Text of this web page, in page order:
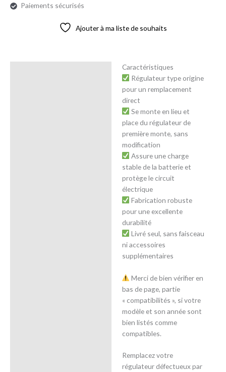
Paiements sécurisés
Ajouter à ma liste de souhaits
Caractéristiques
Régulateur type origine
pour un remplacement
direct
Se monte en lieu et
place du régulateur de
première monte, sans
modification
Assure une charge
stable de la batterie et
protège le circuit
électrique
Fabrication robuste
pour une excellente
durabilité
Livré seul, sans faisceau
ni accessoires
supplémentaires
Merci de bien vérifier en
bas de page, partie
« compatibilités », si votre
modèle et son année sont
bien listés comme
compatibles.
Remplacez votre
régulateur défectueux par